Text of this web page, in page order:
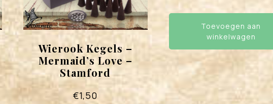
Wierook Kegels –
Mermaid’s Love –
Stamford
€1,50
Toevoegen aan
winkelwagen